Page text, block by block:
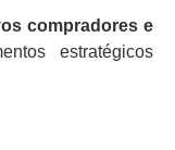
compradores e
estratégicos